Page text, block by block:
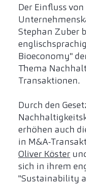
Der Einfluss
Stephan Zuber
Bioeconomy"
Thema
Transaktionen.
Durch den
erhöhen auch
in M&A-
Oliver Köster
sich in ihrem
"Sustainability